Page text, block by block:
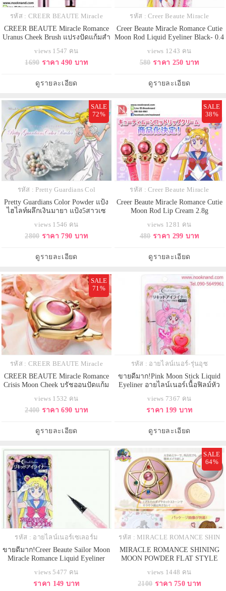
รหัส : CREER BEAUTE Miracle
CREER BEAUTE Miracle Romance
Uranus Cheek Brush แปรงปัดแก้มสำ
views 1547 คน
1690 ราคา 490 บาท
ดูรายละเอียด
รหัส : Creer Beaute Miracle
Creer Beaute Miracle Romance Cutie
Moon Rod Liquid Eyeliner Black- 0.4
views 1243 คน
580 ราคา 250 บาท
ดูรายละเอียด
SALE
72%
รหัส : Pretty Guardians Col
Pretty Guardians Color Powder แป้ง
ไฮไลท์ผลึกเงินมายา แป้ง5สาวเซ
views 1546 คน
2800 ราคา 790 บาท
ดูรายละเอียด
SALE
38%
รหัส : Creer Beaute Miracle
Creer Beaute Miracle Romance Cutie
Moon Rod Lip Cream 2.8g
views 1281 คน
480 ราคา 299 บาท
ดูรายละเอียด
SALE
71%
รหัส : CREER BEAUTE Miracle
CREER BEAUTE Miracle Romance
Crisis Moon Cheek บรัชออนปัดแก้ม
views 1532 คน
2400 ราคา 690 บาท
ดูรายละเอียด
รหัส : อายไลน์เนอร์-รุ่นอุซ
ขายดีมาก!Pink Moon Stick Liquid
Eyeliner อายไลน์เนอร์เนื้อฟิลม์หัว
views 7367 คน
ราคา 199 บาท
ดูรายละเอียด
รหัส : อายไลน์เนอร์เซเลอร์ม
ขายดีมาก!Creer Beaute Sailor Moon
Miracle Romance Liquid Eyeliner
views 5477 คน
ราคา 149 บาท
SALE
64%
รหัส : MIRACLE ROMANCE SHIN
MIRACLE ROMANCE SHINING
MOON POWDER FLAT STYLE
แข็ง
views 1448 คน
2100 ราคา 750 บาท